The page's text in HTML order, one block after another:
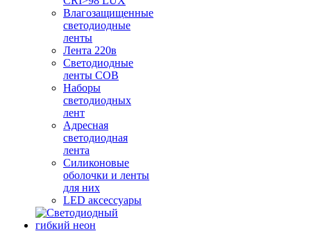
Влагозащищенные
светодиодные
ленты
Лента 220в
Светодиодные
ленты COB
Наборы
светодиодных
лент
Адресная
светодиодная
лента
Силиконовые
оболочки и ленты
для них
LED аксессуары